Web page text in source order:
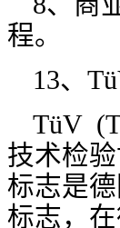
程。
13、
TüV
技术检验
标志是
标志，